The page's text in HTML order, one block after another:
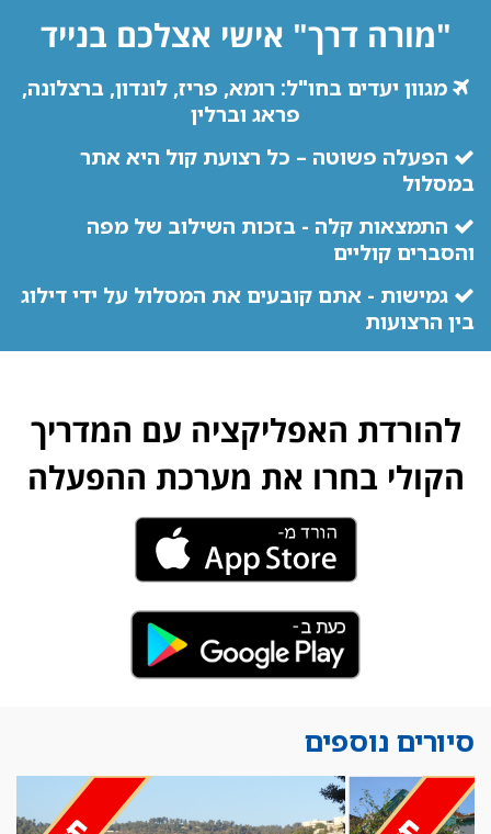
"מורה דרך" אישי אצלכם בנייד
מגוון יעדים בחו"ל: רומא, פריז, לונדון, ברצלונה,
פראג וברלין
הפעלה פשוטה – כל רצועת קול היא אתר
במסלול
התמצאות קלה - בזכות השילוב של מפה
והסברים קוליים
גמישות - אתם קובעים את המסלול על ידי דילוג
בין הרצועות
להורדת האפליקציה עם המדריך
הקולי בחרו את מערכת ההפעלה
סיורים נוספים